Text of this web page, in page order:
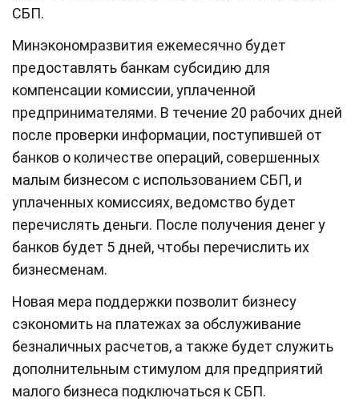
СБП.
Минэкономразвития ежемесячно будет
предоставлять банкам субсидию для
компенсации комиссии, уплаченной
предпринимателями. В течение 20 рабочих дней
после проверки информации, поступившей от
банков о количестве операций, совершенных
малым бизнесом с использованием СБП, и
уплаченных комиссиях, ведомство будет
перечислять деньги. После получения денег у
банков будет 5 дней, чтобы перечислить их
бизнесменам.
Новая мера поддержки позволит бизнесу
сэкономить на платежах за обслуживание
безналичных расчетов, а также будет служить
дополнительным стимулом для предприятий
малого бизнеса подключаться к СБП.